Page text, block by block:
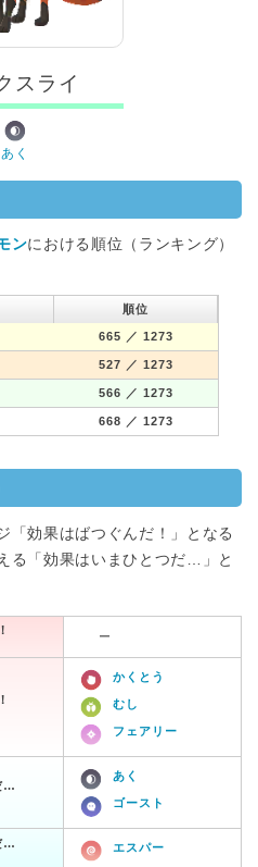
スライ
あく
ンにおける順位（ランキング）
順位
665 ／ 1273
527 ／ 1273
566 ／ 1273
668 ／ 1273
「効果はばつぐんだ！」となる
る「効果はいまひとつだ…」と
ー
かくとう
むし
フェアリー
…
あく
ゴースト
…
エスパー